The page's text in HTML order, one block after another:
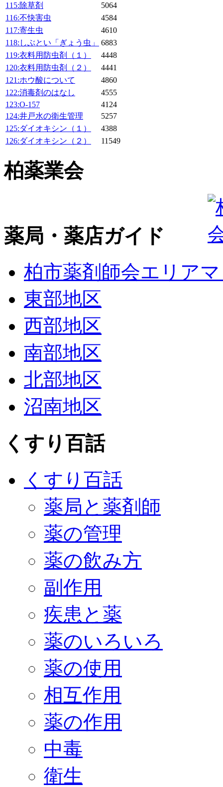
115:除草剤
5064
116:不快害虫
4584
117:寄生虫
4610
118:しぶとい「ぎょう虫」
6883
119:衣料用防虫剤（１）
4448
120:衣料用防虫剤（２）
4441
121:ホウ酸について
4860
122:消毒剤のはなし
4555
123:O-157
4124
124:井戸水の衛生管理
5257
125:ダイオキシン（１）
4388
126:ダイオキシン（２）
11549
柏薬業会
薬局・薬店ガイド
柏市薬剤師会エリア
東部地区
西部地区
南部地区
北部地区
沼南地区
くすり百話
くすり百話
薬局と薬剤師
薬の管理
薬の飲み方
副作用
疾患と薬
薬のいろいろ
薬の使用
相互作用
薬の作用
中毒
衛生